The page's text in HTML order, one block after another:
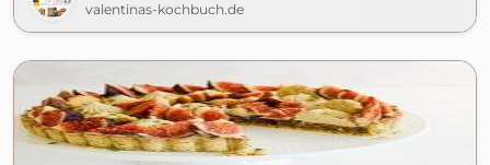
valentinas-kochbuch.de